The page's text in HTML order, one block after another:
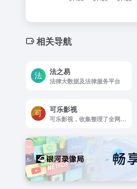
相关导航
法之易
法律大数据及法律服务平台
可乐影视
可乐影视，收集整理了全网最优质、最好用的免费电影网站目录。